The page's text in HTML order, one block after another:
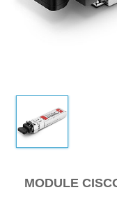
MODULE